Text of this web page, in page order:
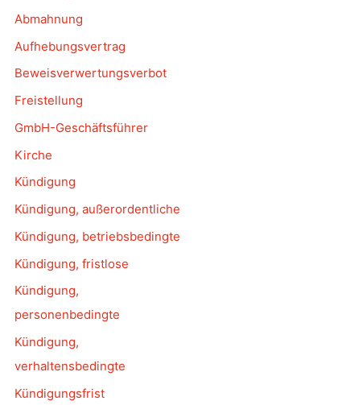
Abmahnung
Aufhebungsvertrag
Beweisverwertungsverbot
Freistellung
GmbH-Geschäftsführer
Kirche
Kündigung
Kündigung, außerordentliche
Kündigung, betriebsbedingte
Kündigung, fristlose
Kündigung,
personenbedingte
Kündigung,
verhaltensbedingte
Kündigungsfrist